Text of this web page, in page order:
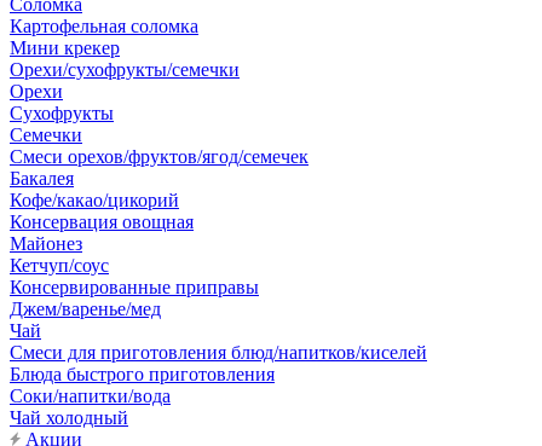
Соломка
Картофельная соломка
Мини крекер
Орехи/сухофрукты/семечки
Орехи
Сухофрукты
Семечки
Смеси орехов/фруктов/ягод/семечек
Бакалея
Кофе/какао/цикорий
Консервация овощная
Майонез
Кетчуп/соус
Консервированные приправы
Джем/варенье/мед
Чай
Смеси для приготовления блюд/напитков/киселей
Блюда быстрого приготовления
Соки/напитки/вода
Чай холодный
Акции